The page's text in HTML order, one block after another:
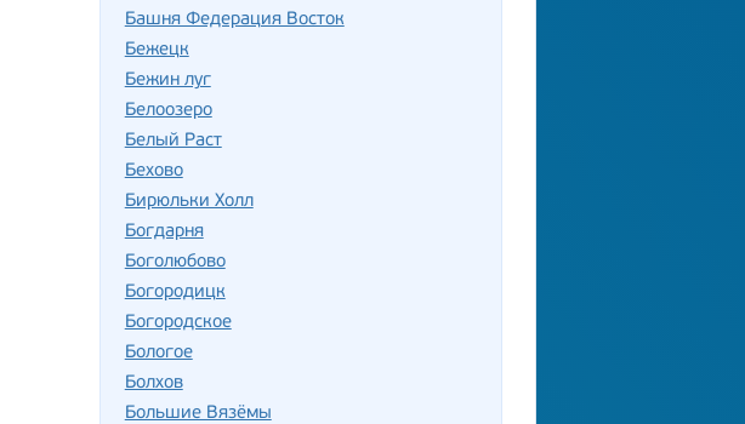
Башня Федерация Восток
Бежецк
Бежин луг
Белоозеро
Белый Раст
Бехово
Бирюльки Холл
Богдарня
Боголюбово
Богородицк
Богородское
Бологое
Болхов
Большие Вязёмы